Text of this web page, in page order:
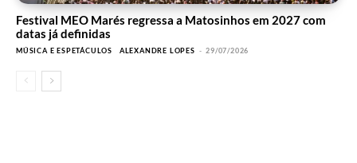
Festival MEO Marés regressa a Matosinhos em 2027 com
datas já definidas
MÚSICA E ESPETÁCULOS ALEXANDRE LOPES - 29/07/2026